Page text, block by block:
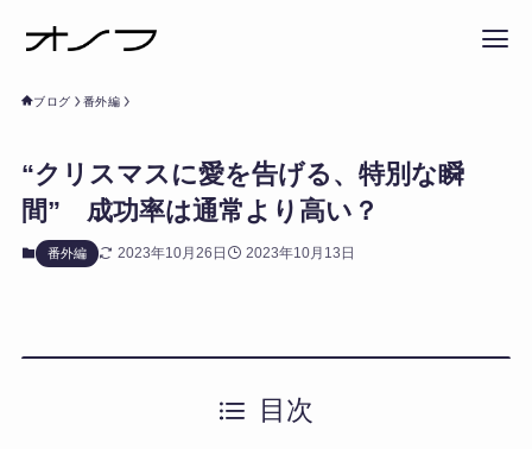
ブログ 番外編
“クリスマスに愛を告げる、特別な瞬
間” 成功率は通常より高い？
番外編 2023年10月26日 2023年10月13日
目次